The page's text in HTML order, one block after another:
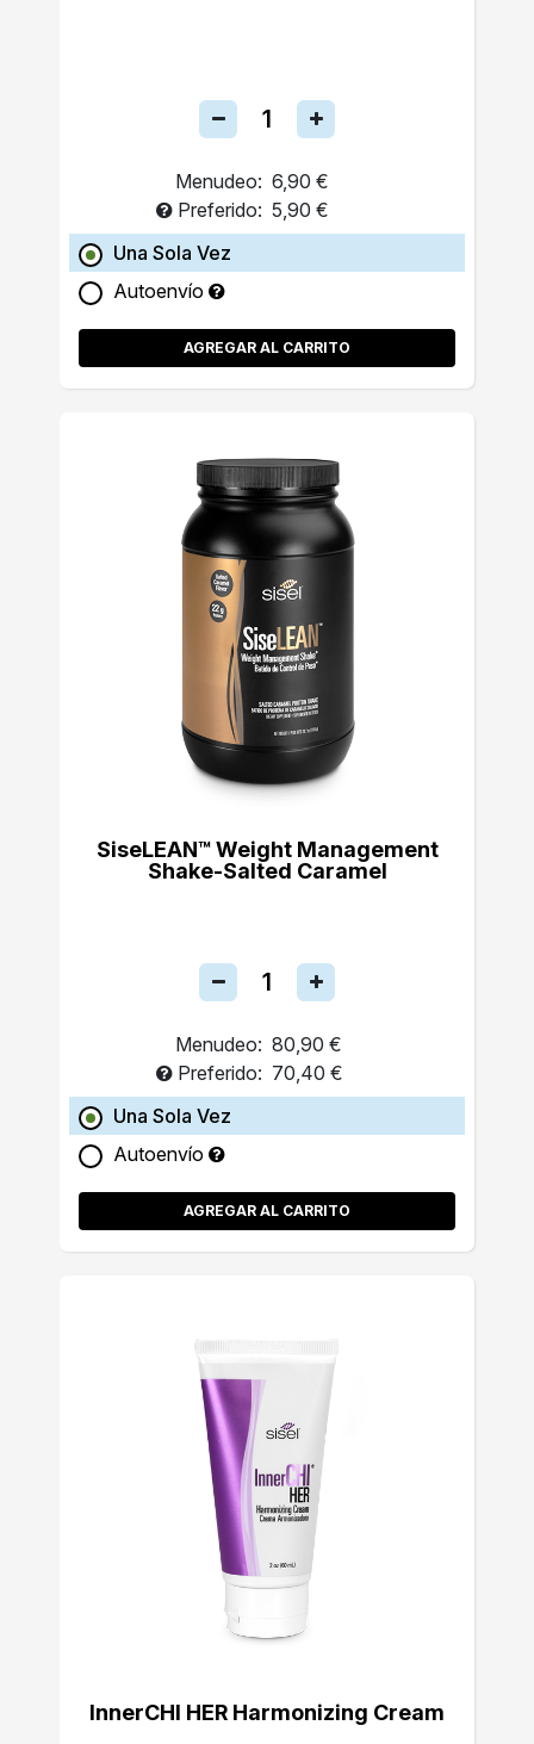
Menudeo: 6,90 €
Preferido: 5,90 €
Una Sola Vez
Autoenvío
AGREGAR AL CARRITO
SiseLEAN™ Weight Management
Shake-Salted Caramel
Menudeo: 80,90 €
Preferido: 70,40 €
Una Sola Vez
Autoenvío
AGREGAR AL CARRITO
InnerCHI HER Harmonizing Cream